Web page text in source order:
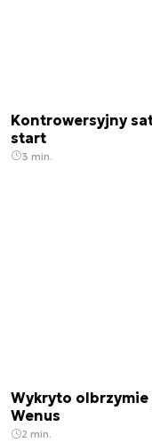
Kontrowersyjny
start
3 min.
Wykryto
Wenus
2 min.